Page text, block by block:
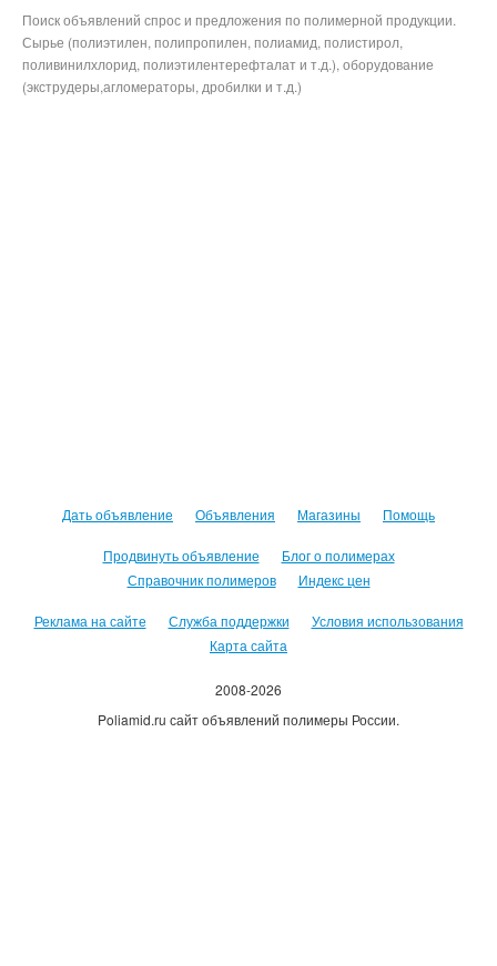
Поиск объявлений спрос и предложения по полимерной продукции.
Сырье (полиэтилен, полипропилен, полиамид, полистирол,
поливинилхлорид, полиэтилентерефталат и т.д.), оборудование
(экструдеры,агломераторы, дробилки и т.д.)
Дать объявление Объявления Магазины Помощь
Продвинуть объявление
Блог о полимерах
Справочник полимеров
Индекс цен
Реклама на сайте Служба поддержки
Условия использования
Карта сайта
2008-2026
Poliamid.ru сайт объявлений полимеры России.